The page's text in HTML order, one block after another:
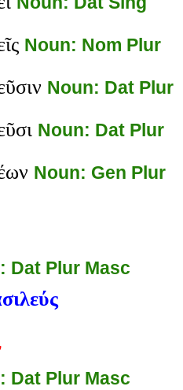
Noun: Nom Plur
Noun: Dat Plur
Noun: Dat Plur
Noun: Gen Plur
Dat Plur Masc
Dat Plur Masc